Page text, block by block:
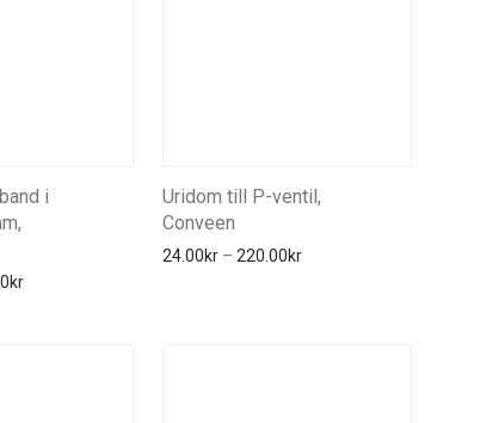
i
krPrisintervall: 80.00kr till 400.00kr
Uridom till P-ventil,
Conveen
24.00kr – 220.00krPrisintervall: 24.00kr till